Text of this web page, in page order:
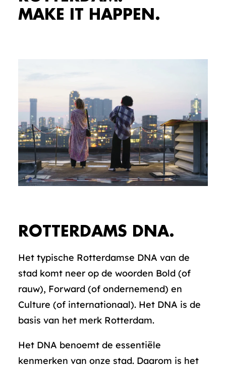
MAKE IT HAPPEN.
ROTTERDAMS DNA.
Het typische Rotterdamse DNA van de
stad komt neer op de woorden Bold (of
rauw), Forward (of ondernemend) en
Culture (of internationaal). Het DNA is de
basis van het merk Rotterdam.
Het DNA benoemt de essentiële
kenmerken van onze stad. Daarom is het